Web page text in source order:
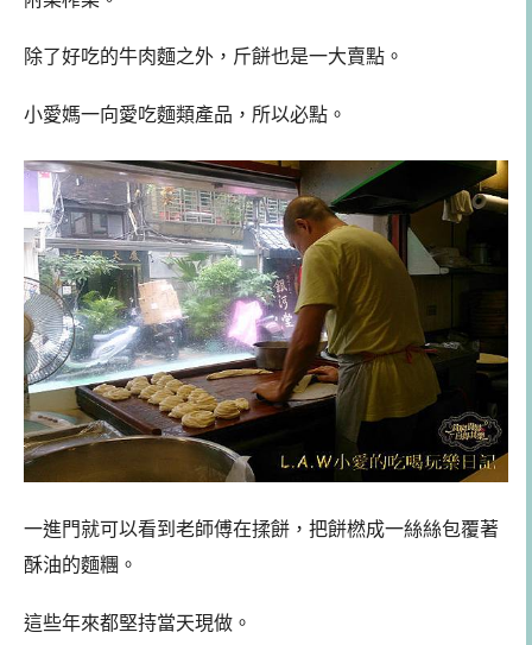
除了好吃的牛肉麵之外，斤餅也是一大賣點。
小愛媽一向愛吃麵類產品，所以必點。
一進門就可以看到老師傅在揉餅，把餅橪成一絲絲包覆著
酥油的麵糰。
這些年來都堅持當天現做。